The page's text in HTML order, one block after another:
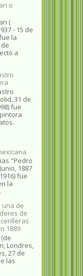
o
(
- 15 de
la
a
31 de
fue
"Pedro
1887
fue
la
una de
de
1889
Londres,
27 de
las